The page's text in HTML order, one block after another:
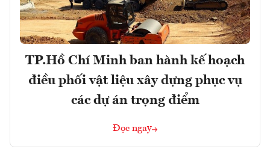
TP.Hồ Chí Minh ban hành kế hoạch
điều phối vật liệu xây dựng phục vụ
các dự án trọng điểm
Đọc ngay